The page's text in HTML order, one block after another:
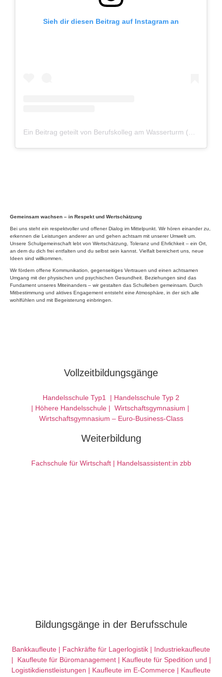
Sieh dir diesen Beitrag auf Instagram an
Gemeinsam wachsen – in Respekt und Wertschätzung
Bei uns steht ein respektvoller und offener Dialog im Mittelpunkt. Wir hören einander zu,
erkennen die Leistungen anderer an und gehen achtsam mit unserer Umwelt um.
Unsere Schulgemeinschaft lebt von Wertschätzung, Toleranz und Ehrlichkeit – ein Ort,
an dem du dich frei entfalten und du selbst sein kannst. Vielfalt bereichert uns, neue
Ideen sind willkommen.
Wir fördern offene Kommunikation, gegenseitiges Vertrauen und einen achtsamen
Umgang mit der physischen und psychischen Gesundheit. Beziehungen sind das
Fundament unseres Miteinanders – wir gestalten das Schulleben gemeinsam. Durch
Mitbestimmung und aktives Engagement entsteht eine Atmosphäre, in der sich alle
wohlfühlen und mit Begeisterung einbringen.
Vollzeitbildungsgänge
Handelsschule Typ1 | Handelsschule Typ 2
| Höhere Handelsschule | Wirtschaftsgymnasium |
Wirtschaftsgymnasium – Euro-Business-Class
Weiterbildung
Fachschule für Wirtschaft | Handelsassistent:in zbb
Bildungsgänge in der Berufsschule
Bankkaufleute | Fachkräfte für Lagerlogistik | Industriekaufleute
|
Kaufleute für Büromanagement | Kaufleute für Spedition und |
Logistikdienstleistungen | Kaufleute im E-Commerce | Kaufleute